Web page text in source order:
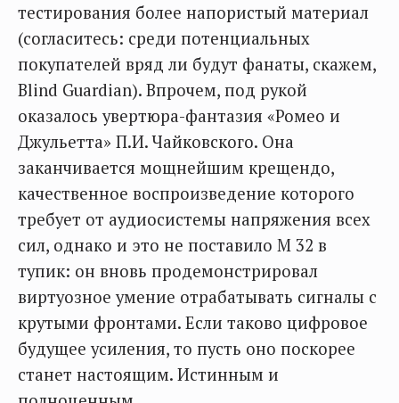
тестирования более напористый материал
(согласитесь: среди потенциальных
покупателей вряд ли будут фанаты, скажем,
Blind Guardian). Впрочем, под рукой
оказалось увертюра-фантазия «Ромео и
Джульетта» П.И. Чайковского. Она
заканчивается мощнейшим крещендо,
качественное воспроизведение которого
требует от аудиосистемы напряжения всех
сил, однако и это не поставило М 32 в
тупик: он вновь продемонстрировал
виртуозное умение отрабатывать сигналы с
крутыми фронтами. Если таково цифровое
будущее усиления, то пусть оно поскорее
станет настоящим. Истинным и